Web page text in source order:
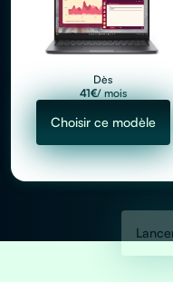
Dès
41€/ mois
Choisir ce modèle